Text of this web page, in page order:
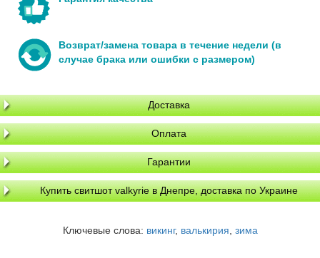
Возврат/замена товара в течение недели (в
случае брака или ошибки с размером)
Доставка
Оплата
Гарантии
Купить свитшот valkyrie в Днепре, доставка по Украине
Ключевые слова: викинг, валькирия зима